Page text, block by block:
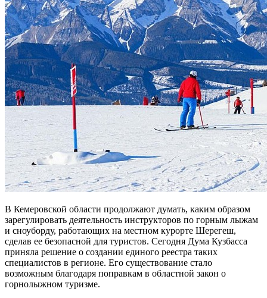
В Кемеровской области продолжают думать, каким образом
зарегулировать деятельность инструкторов по горным лыжам
и сноуборду, работающих на местном курорте Шерегеш,
сделав ее безопасной для туристов. Сегодня Дума Кузбасса
приняла решение о создании единого реестра таких
специалистов в регионе. Его существование стало
возможным благодаря поправкам в областной закон о
горнолыжном туризме.